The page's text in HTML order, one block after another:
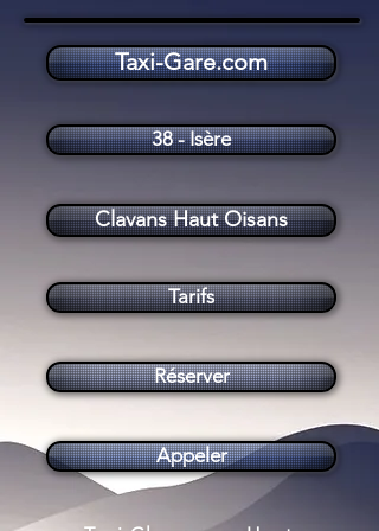
Tarifs
Taxi Clavans en Haut Oisans (38142)
Clavans Haut Oisans
Taxi-Gare.com
Réserver
Appeler
38 - Isère